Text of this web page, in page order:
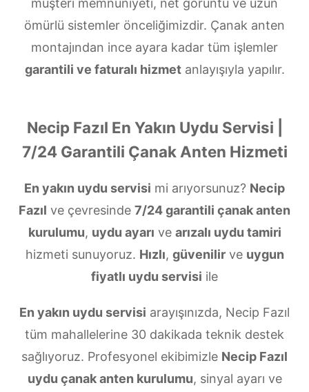
müşteri memnuniyeti, net görüntü ve uzun
ömürlü sistemler önceliğimizdir. Çanak anten
montajından ince ayara kadar tüm işlemler
garantili ve faturalı hizmetanlayışıyla yapılır.
Necip Fazıl En Yakın Uydu Servisi |
7/24 Garantili Çanak Anten Hizmeti
En yakın uydu servisi mi arıyorsunuz? Necip
Fazıl ve çevresinde 7/24 garantili çanak anten
kurulumu, uydu ayarı ve arızalı uydu tamiri
hizmeti sunuyoruz. Hızlı, güvenilirve uygun
fiyatlı uydu servisi ile
En yakın uydu servisi arayışınızda, Necip Fazıl
tüm mahallelerine 30 dakikada teknik destek
sağlıyoruz. Profesyonel ekibimizle Necip Fazıl
uydu çanak anten kurulumu, sinyal ayarı ve